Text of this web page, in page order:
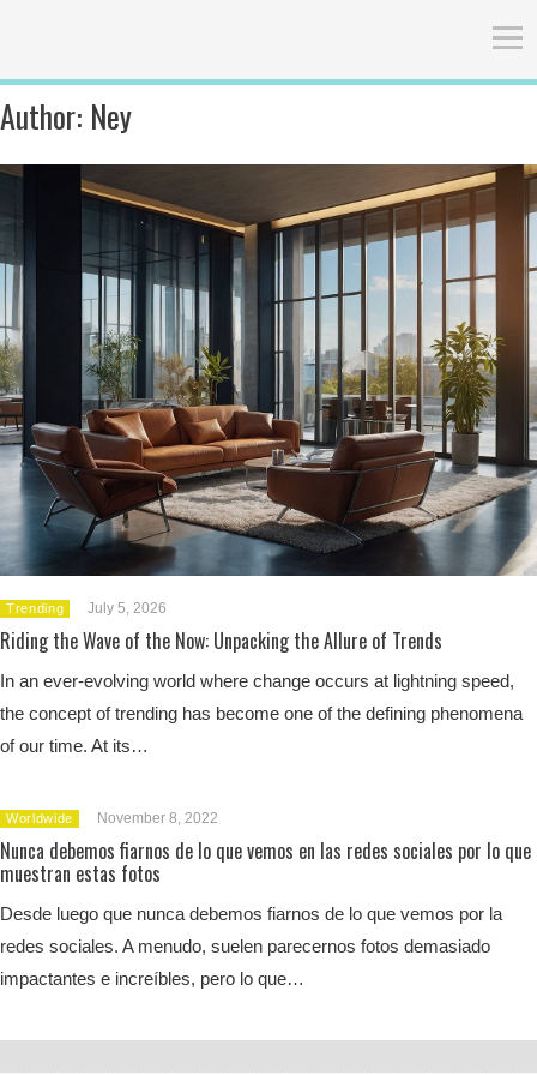
Author: Ney
Trending July 5, 2026
Riding the Wave of the Now: Unpacking the Allure of Trends
In an ever-evolving world where change occurs at lightning speed,
the concept of trending has become one of the defining phenomena
of our time. At its…
Worldwide November 8, 2022
Nunca debemos fiarnos de lo que vemos en las redes sociales por lo que
muestran estas fotos
Desde luego que nunca debemos fiarnos de lo que vemos por la
redes sociales. A menudo, suelen parecernos fotos demasiado
impactantes e increíbles, pero lo que…